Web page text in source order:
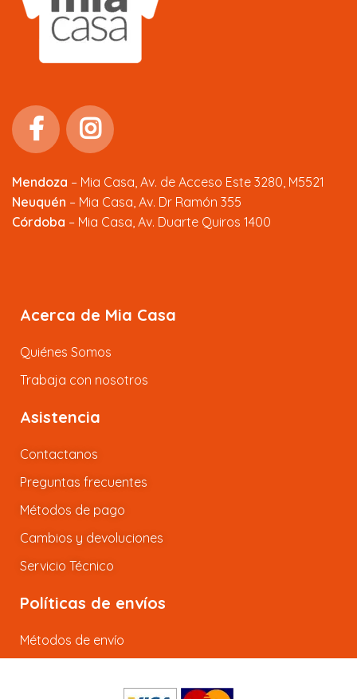
Mendoza – Mia Casa, Av. de Acceso Este 3280, M5521
Neuquén – Mia Casa, Av. Dr Ramón 355
Córdoba – Mia Casa, Av. Duarte Quiros 1400
Acerca de Mia Casa
Quiénes Somos
Trabaja con nosotros
Asistencia
Contactanos
Preguntas frecuentes
Métodos de pago
Cambios y devoluciones
Servicio Técnico
Políticas de envíos
Métodos de envío